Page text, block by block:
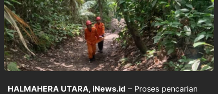
HALMAHERA UTARA, iNews.id – Proses pencarian